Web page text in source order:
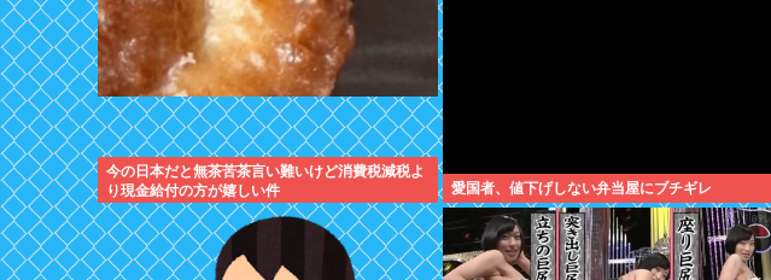
今の日本だと無茶苦茶言い難いけど消費税減税よ
り現金給付の方が嬉しい件
愛国者、値下げしない弁当屋にブチギレ